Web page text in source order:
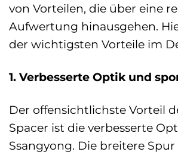
von Vorteilen, die über eine
Aufwertung hinausgehen.
der wichtigsten Vorteile im
1. Verbesserte Optik und
Der offensichtlichste Vorteil
Spacer ist die verbesserte
Ssangyong. Die breitere Spur